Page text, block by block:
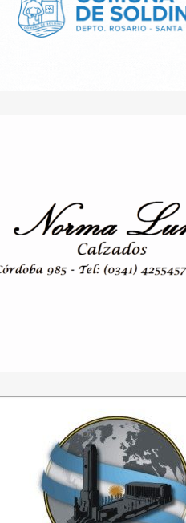
Cayó “Yaka”, el principal
investigado por el crimen
del ex prefecto Juan